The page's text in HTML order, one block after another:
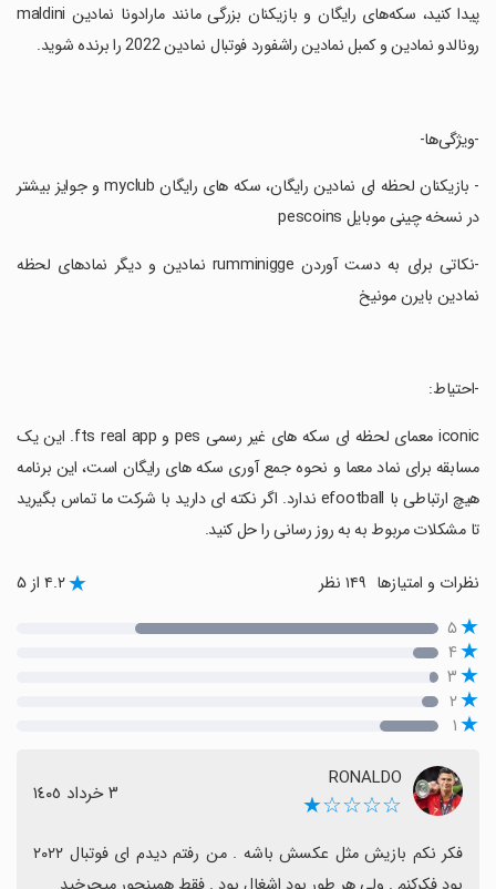
پیدا کنید، سکه‌های رایگان و بازیکنان بزرگی مانند مارادونا نمادین maldini
رونالدو نمادین و کمبل نمادین راشفورد فوتبال نمادین 2022 را برنده شوید.
‏-ویژگی‌ها-
‏- بازیکنان لحظه ای نمادین رایگان، سکه های رایگان myclub و جوایز بیشتر
در نسخه چینی موبایل pescoins
‏-نکاتی برای به دست آوردن rumminigge نمادین و دیگر نمادهای لحظه
نمادین بایرن مونیخ
‏-احتیاط:
‏iconic معمای لحظه ای سکه های غیر رسمی pes و fts real app. این یک
مسابقه برای نماد معما و نحوه جمع آوری سکه های رایگان است، این برنامه
هیچ ارتباطی با efootball ندارد. اگر نکته ای دارید با شرکت ما تماس بگیرید
تا مشکلات مربوط به به روز رسانی را حل کنید.
نظرات و امتیازها ۴.۲ از ۵
۵
۴
۳
۲
۱
RONALDO
☆☆☆☆★ ٣ خرداد ١٤٠٥